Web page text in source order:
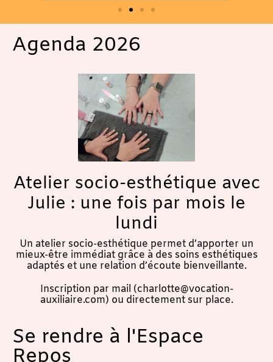
Agenda 2026
Atelier socio-esthétique avec
Julie : une fois par mois le
lundi
Un atelier socio-esthétique permet d’apporter un
mieux-être immédiat grâce à des soins esthétiques
adaptés et une relation d’écoute bienveillante.
Inscription par mail (charlotte@vocation-
auxiliaire.com) ou directement sur place.
Se rendre à l'Espace
Repos